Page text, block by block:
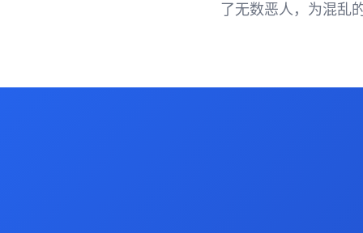
了无数恶人，为混乱